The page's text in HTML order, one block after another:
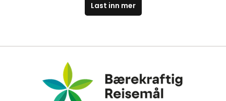
Last inn mer
Bærekraftig Reisemål